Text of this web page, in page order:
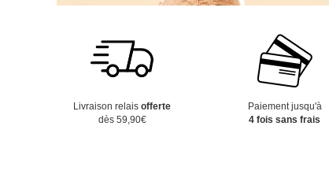
Livraison relaisofferte
dès 59,90€
Paiement jusqu'à
4 fois sans frais